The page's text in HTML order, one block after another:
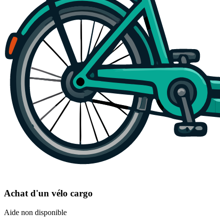
Achat d'un vélo cargo
Aide non disponible